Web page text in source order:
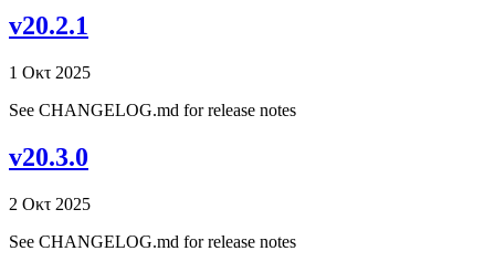
v20.2.1
1 Οκτ 2025
See CHANGELOG.md for release notes
v20.3.0
2 Οκτ 2025
See CHANGELOG.md for release notes